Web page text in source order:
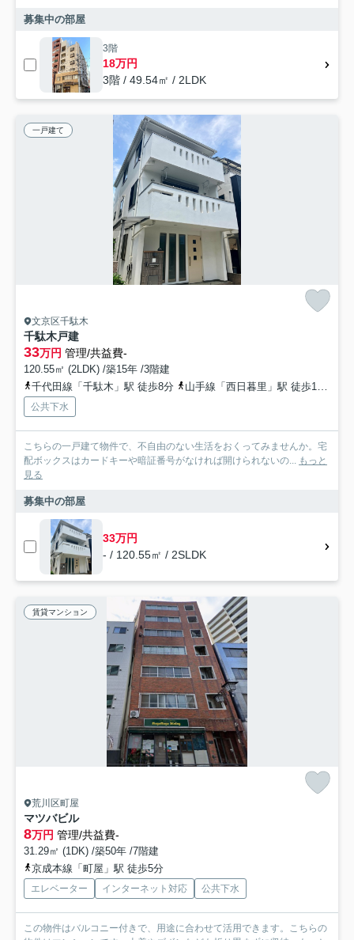
募集中の部屋
3階
18万円
3階 / 49.54㎡ / 2LDK
一戸建て
文京区千駄木
千駄木戸建
33万円 管理/共益費-
120.55㎡ (2LDK) /築15年 /3階建
千代田線「千駄木」駅 徒歩8分
山手線「西日暮里」駅 徒歩13分
公共下水
こちらの一戸建て物件で、不自由のない生活をおくってみませんか。宅
配ボックスはカードキーや暗証番号がなければ開けられないの... もっと
見る
募集中の部屋
33万円
- / 120.55㎡ / 2SLDK
賃貸マンション
荒川区町屋
マツバビル
8万円 管理/共益費-
31.29㎡ (1DK) /築50年 /7階建
京成本線「町屋」駅 徒歩5分
エレベーター インターネット対応 公共下水
この物件はバルコニー付きで、用途に合わせて活用できます。こちらの